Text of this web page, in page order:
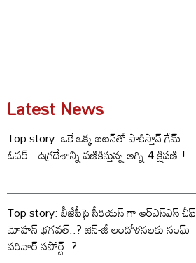
Latest News
Top story: ఒకే ఒక్క బటన్‌తో పాకిస్తాన్ గేమ్
ఓవర్.. ఉగ్రదేశాన్ని వణికిస్తున్న అగ్ని-4 క్షిపణి.!
Top story: బీజేపీపై సీరియస్ గా ఆర్‌ఎస్‌ఎస్ చీఫ్
మోహన్ భగవత్..? జెన్-జీ ఆందోళనలకు సంఘ్
పరివార్ సపోర్ట్..?